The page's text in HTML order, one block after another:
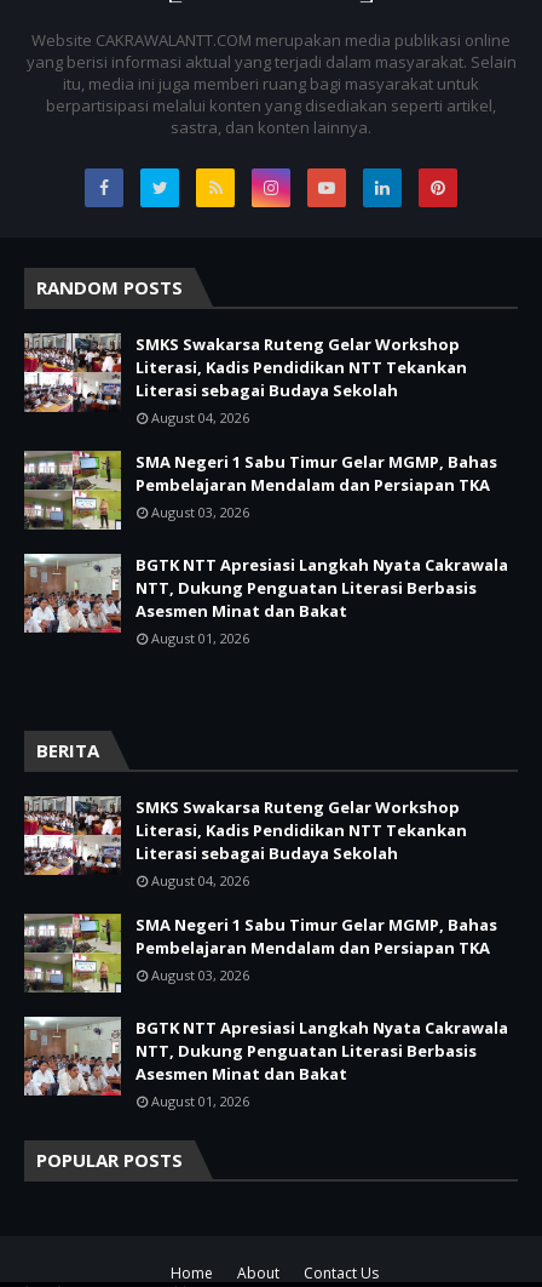
Website CAKRAWALANTT.COM merupakan media publikasi online
yang berisi informasi aktual yang terjadi dalam masyarakat. Selain
itu, media ini juga memberi ruang bagi masyarakat untuk
berpartisipasi melalui konten yang disediakan seperti artikel,
sastra, dan konten lainnya.
RANDOM POSTS
SMKS Swakarsa Ruteng Gelar Workshop
Literasi, Kadis Pendidikan NTT Tekankan
Literasi sebagai Budaya Sekolah
August 04, 2026
SMA Negeri 1 Sabu Timur Gelar MGMP, Bahas
Pembelajaran Mendalam dan Persiapan TKA
August 03, 2026
BGTK NTT Apresiasi Langkah Nyata Cakrawala
NTT, Dukung Penguatan Literasi Berbasis
Asesmen Minat dan Bakat
August 01, 2026
BERITA
SMKS Swakarsa Ruteng Gelar Workshop
Literasi, Kadis Pendidikan NTT Tekankan
Literasi sebagai Budaya Sekolah
August 04, 2026
SMA Negeri 1 Sabu Timur Gelar MGMP, Bahas
Pembelajaran Mendalam dan Persiapan TKA
August 03, 2026
BGTK NTT Apresiasi Langkah Nyata Cakrawala
NTT, Dukung Penguatan Literasi Berbasis
Asesmen Minat dan Bakat
August 01, 2026
POPULAR POSTS
Home About Contact Us